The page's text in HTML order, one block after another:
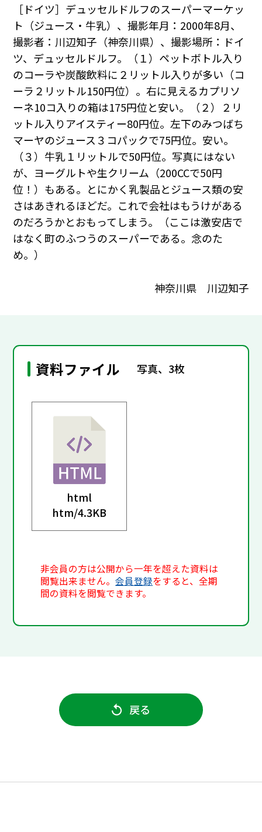
［ドイツ］デュッセルドルフのスーパーマーケッ
ト（ジュース・牛乳）、撮影年月：2000年8月、
撮影者：川辺知子（神奈川県）、撮影場所：ドイ
ツ、デュッセルドルフ。（１）ペットボトル入り
のコーラや炭酸飲料に２リットル入りが多い（コ
ーラ２リットル150円位）。右に見えるカプリソ
ーネ10コ入りの箱は175円位と安い。（２）２リ
ットル入りアイスティー80円位。左下のみつばち
マーヤのジュース３コパックで75円位。安い。
（３）牛乳１リットルで50円位。写真にはない
が、ヨーグルトや生クリーム（200CCで50円
位！）もある。とにかく乳製品とジュース類の安
さはあきれるほどだ。これで会社はもうけがある
のだろうかとおもってしまう。（ここは激安店で
はなく町のふつうのスーパーである。念のた
め。）
神奈川県 川辺知子
資料ファイル 写真、3枚
html
htm/4.3KB
非会員の方は公開から一年を超えた資料は
閲覧出来ません。会員登録をすると、全期
間の資料を閲覧できます。
戻る